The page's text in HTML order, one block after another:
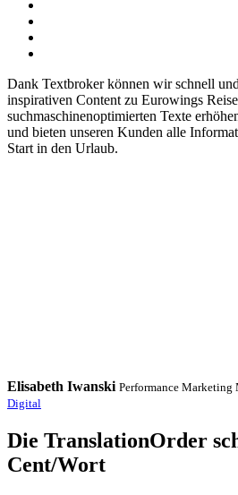
Dank Textbroker können wir schnell
inspirativen Content zu Eurowings
suchmaschinenoptimierten Texte
und bieten unseren Kunden alle
Start in den Urlaub.
Elisabeth Iwanski Performance Marketing
Digital
Die TranslationOrder
Cent/Wort